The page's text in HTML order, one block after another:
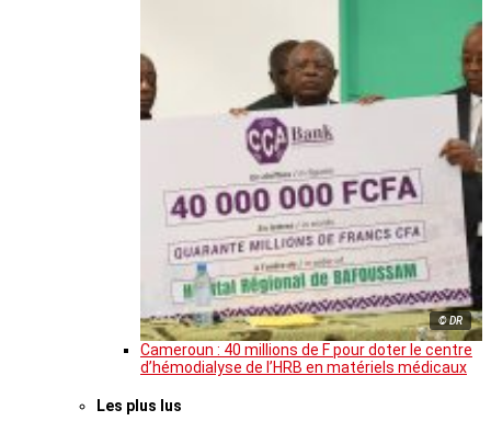
© DR
Cameroun : 40 millions de F pour doter le centre
d’hémodialyse de l’HRB en matériels médicaux
Les plus lus